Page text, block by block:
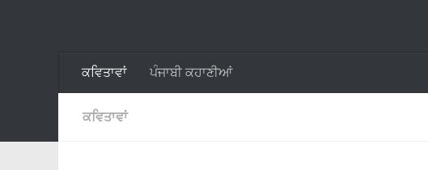
ਕਵਿਤਾਵਾਂ ਪੰਜਾਬੀ ਕਹਾਣੀਆਂ
ਕਵਿਤਾਵਾਂ